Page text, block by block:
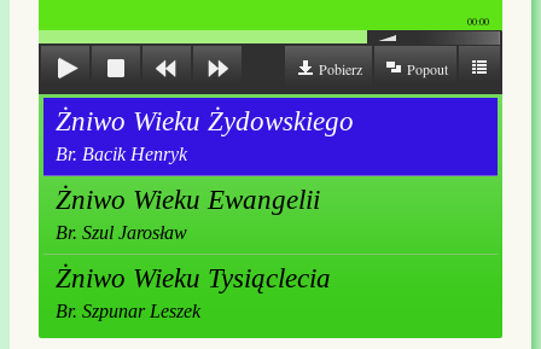
00:00
Popout
Pobierz
Żniwo Wieku Żydowskiego
Br. Bacik Henryk
Żniwo Wieku Ewangelii
Br. Szul Jarosław
Żniwo Wieku Tysiąclecia
Br. Szpunar Leszek